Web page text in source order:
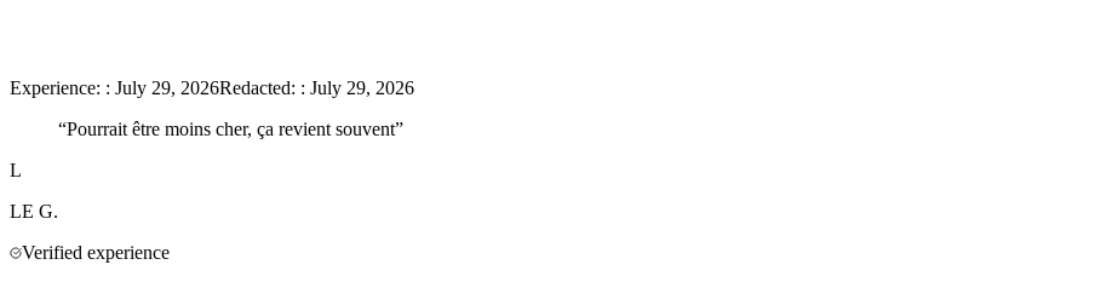
Experience: : July 29, 2026Redacted: : July 29, 2026
“Pourrait être moins cher, ça revient souvent”
L
LE G.
Verified experience